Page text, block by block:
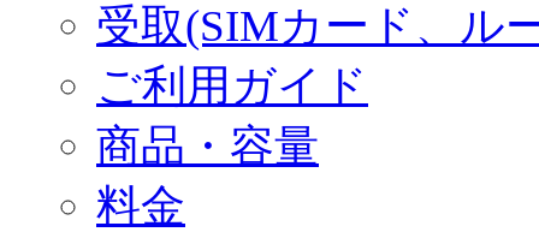
受取(SIMカード、ル
ご利用ガイド
商品・容量
料金